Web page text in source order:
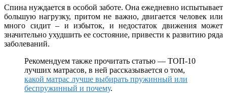
Спина нуждается в особой заботе. Она ежедневно испытывает
большую нагрузку, притом не важно, двигается человек или
много сидит – и избыток, и недостаток движения может
значительно ухудшить ее состояние, привести к развитию ряда
заболеваний.
Рекомендуем также прочитать статью — ТОП-10
лучших матрасов, в ней рассказывается о том,
какой матрас лучше выбирать пружинный или
беспружинный и почему.